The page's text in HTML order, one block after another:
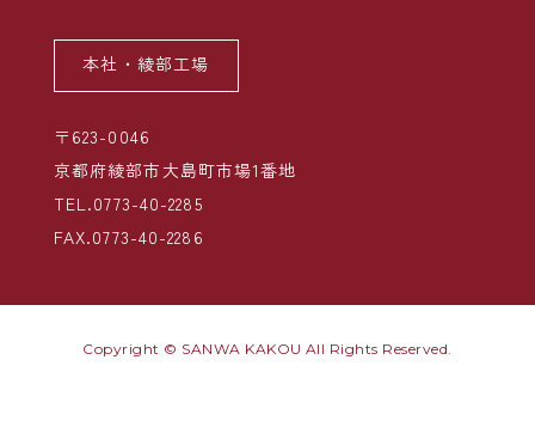
本社・綾部工場
〒623-0046
京都府綾部市大島町市場1番地
TEL.0773-40-2285
FAX.0773-40-2286
Copyright © SANWA KAKOU All Rights Reserved.